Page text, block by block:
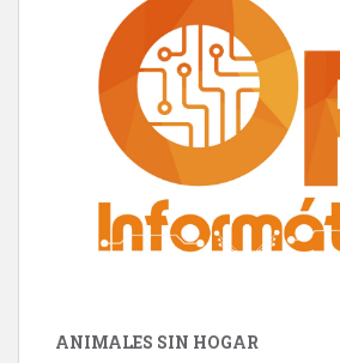
ANIMALES SIN HOGAR